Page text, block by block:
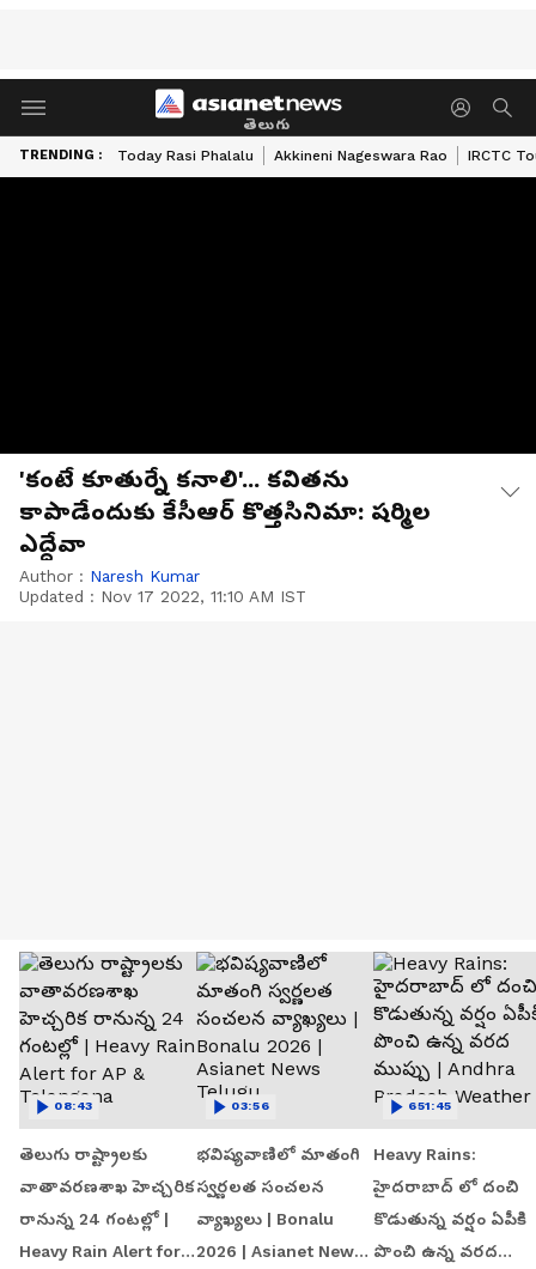
తెలుగు
TRENDING : Today Rasi Phalalu Akkineni Nageswara Rao IRCTC
'కంటే కూతుర్నే కనాలి'... కవితను
కాపాడేందుకు కేసీఆర్ కొత్తసినిమా: షర్మిల
ఎద్దేవా
Author : Naresh Kumar
Updated : Nov 17 2022, 11:10 AM IST
తెలుగు రాష్ట్రాలకు
వాతావరణశాఖ హెచ్చరిక
రానున్న 24 గంటల్లో |
Heavy Rain Alert for
08:43
భవిష్యవాణిలో మాతంగి
స్వర్ణలత సంచలన
వ్యాఖ్యలు | Bonalu
2026 | Asianet News
03:56
Heavy Rains:
హైదరాబాద్ లో దంచి
కొడుతున్న వర్షం ఏపీకి
పొంచి ఉన్న వరద
651:45